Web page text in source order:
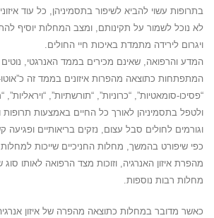
בתרופות עשוי להביא לשיפור בתסמיניהן, כל עוד
לא נוכל לשמור על תקינותם, ומצב המחלות יוסיף
ויגרום לירידה מתמדת באיכות חיי החולים.
המדע והרפואה, שאינם מכירים בממד האנרגטי,
המתפתחות כתוצאה מהפרות איזונים בממד זה כ”אוטו-
“פסיכו-סומאטיות”, “כרוניות”, “תורשתיות”, “ויראליות”,
ולטפל בתסמיניהן לאורך כל החיים באמצעות תרופות
וגורמים לחולים סבל עצום, נזקים בריאותיים ופגיעה
כפי שיפורט בהמשך, מחלות החניכיים שייכות
מהפרת איזון האנרגיה, וזוכות מצד הרפואה לאותו סוג
מחלות רבות נוספות.
כאשר מדובר במחלות כתוצאה מהפרה של איזון